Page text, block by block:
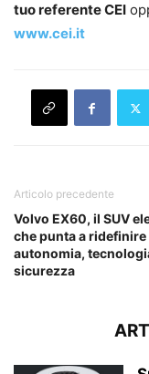
tuo referente CEI
www.cei.it
Articolo precedente
Volvo EX60, il SUV
che punta a ridefinire
autonomia,
sicurezza